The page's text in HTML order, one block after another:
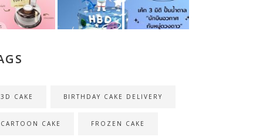
3D CAKE BIRTHDAY CAKE DELIVERY
CARTOON CAKE FROZEN CAKE